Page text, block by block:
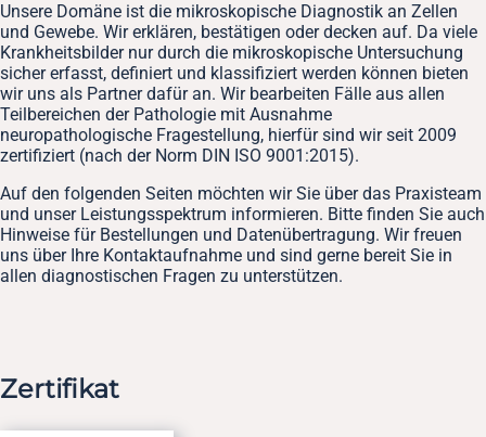
Unsere Domäne ist die mikroskopische Diagnostik an Zellen
und Gewebe. Wir erklären, bestätigen oder decken auf. Da viele
Krankheitsbilder nur durch die mikroskopische Untersuchung
sicher erfasst, definiert und klassifiziert werden können bieten
wir uns als Partner dafür an. Wir bearbeiten Fälle aus allen
Teilbereichen der Pathologie mit Ausnahme
neuropathologische Fragestellung, hierfür sind wir seit 2009
zertifiziert (nach der Norm DIN ISO 9001:2015).
Auf den folgenden Seiten möchten wir Sie über das Praxisteam
und unser Leistungsspektrum informieren. Bitte finden Sie auch
Hinweise für Bestellungen und Datenübertragung. Wir freuen
uns über Ihre Kontaktaufnahme und sind gerne bereit Sie in
allen diagnostischen Fragen zu unterstützen.
Zertifikat